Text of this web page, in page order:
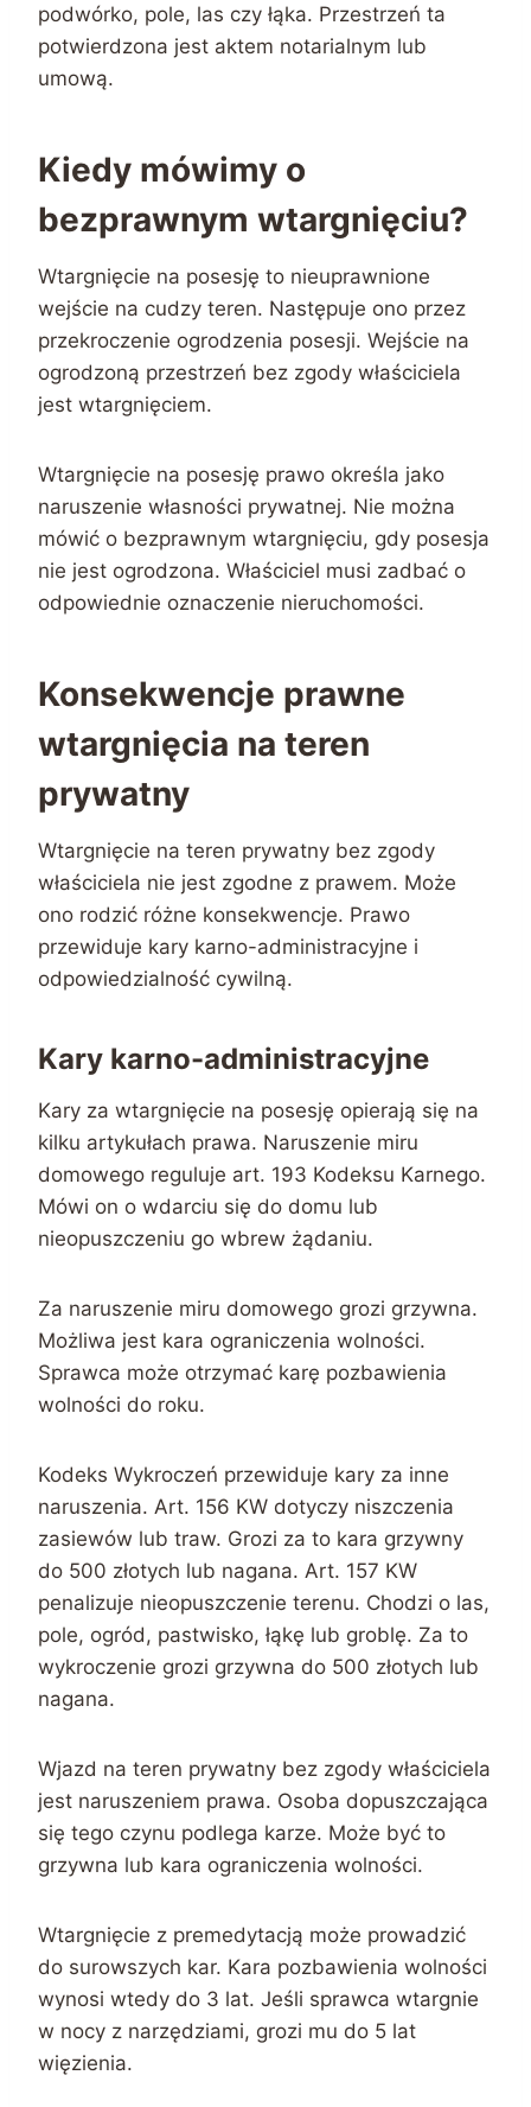
podwórko, pole, las czy łąka. Przestrzeń ta
potwierdzona jest aktem notarialnym lub
umową.
Kiedy mówimy o
bezprawnym wtargnięciu?
Wtargnięcie na posesję to nieuprawnione
wejście na cudzy teren. Następuje ono przez
przekroczenie ogrodzenia posesji. Wejście na
ogrodzoną przestrzeń bez zgody właściciela
jest wtargnięciem.
Wtargnięcie na posesję prawo określa jako
naruszenie własności prywatnej. Nie można
mówić o bezprawnym wtargnięciu, gdy posesja
nie jest ogrodzona. Właściciel musi zadbać o
odpowiednie oznaczenie nieruchomości.
Konsekwencje prawne
wtargnięcia na teren
prywatny
Wtargnięcie na teren prywatny bez zgody
właściciela nie jest zgodne z prawem. Może
ono rodzić różne konsekwencje. Prawo
przewiduje kary karno-administracyjne i
odpowiedzialność cywilną.
Kary karno-administracyjne
Kary za wtargnięcie na posesję opierają się na
kilku artykułach prawa. Naruszenie miru
domowego reguluje art. 193 Kodeksu Karnego.
Mówi on o wdarciu się do domu lub
nieopuszczeniu go wbrew żądaniu.
Za naruszenie miru domowego grozi grzywna.
Możliwa jest kara ograniczenia wolności.
Sprawca może otrzymać karę pozbawienia
wolności do roku.
Kodeks Wykroczeń przewiduje kary za inne
naruszenia. Art. 156 KW dotyczy niszczenia
zasiewów lub traw. Grozi za to kara grzywny
do 500 złotych lub nagana. Art. 157 KW
penalizuje nieopuszczenie terenu. Chodzi o las,
pole, ogród, pastwisko, łąkę lub groblę. Za to
wykroczenie grozi grzywna do 500 złotych lub
nagana.
Wjazd na teren prywatny bez zgody właściciela
jest naruszeniem prawa. Osoba dopuszczająca
się tego czynu podlega karze. Może być to
grzywna lub kara ograniczenia wolności.
Wtargnięcie z premedytacją może prowadzić
do surowszych kar. Kara pozbawienia wolności
wynosi wtedy do 3 lat. Jeśli sprawca wtargnie
w nocy z narzędziami, grozi mu do 5 lat
więzienia.